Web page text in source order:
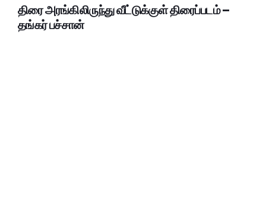
திரை அரங்கிலிருந்து வீட்டுக்குள் திரைப்படம் –
தங்கர் பச்சான்